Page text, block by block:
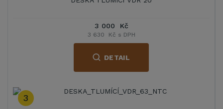
3 000 Kč
3 630 Kč s DPH
DETAIL
3